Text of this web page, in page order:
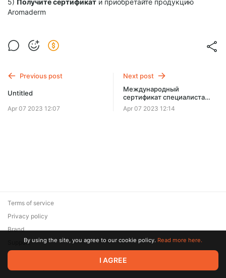
5) Получите сертификат и приобретайте продукцию
Aromaderm
Previous post
Untitled
Apr 07 2023 12:07
Next post
Международный
сертификат специалиста
Aromaderm
Apr 07 2023 12:14
© 2026 Zaya Solutions Limited. All rights reserved. All trademarks
are the property of their respective owners.
Terms of service
Privacy policy
Brand
SupportBy using the site, you agree to our cookie policy. Read more here.
I AGREE